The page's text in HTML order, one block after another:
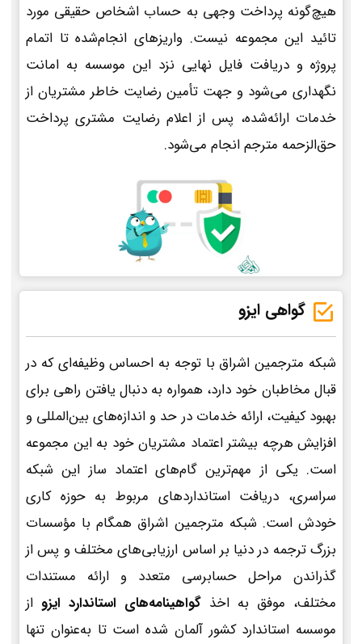
هیچ‌گونه پرداخت وجهی به حساب اشخاص حقیقی مورد
تائید این مجموعه نیست. واریزهای انجام‌شده تا اتمام
پروژه و دریافت فایل نهایی نزد این موسسه به امانت
نگهداری می‌شود و جهت تأمین رضایت خاطر مشتریان از
خدمات ارائه‌شده، پس از اعلام رضایت مشتری پرداخت
حق‌الزحمه مترجم انجام می‌شود.
گواهی ایزو
شبکه مترجمین اشراق با توجه به احساس وظیفه‌ای که در
قبال مخاطبان خود دارد، همواره به دنبال یافتن راهی برای
بهبود کیفیت، ارائه خدمات در حد و اندازه‌های بین‌المللی و
افزایش هرچه بیشتر اعتماد مشتریان خود به این مجموعه
است. یکی از مهم‌ترین گام‌های اعتماد ساز این شبکه
سراسری، دریافت استانداردهای مربوط به حوزه کاری
خودش است. شبکه مترجمین اشراق همگام با مؤسسات
بزرگ ترجمه در دنیا بر اساس ارزیابی‌های مختلف و پس از
گذراندن مراحل حسابرسی متعدد و ارائه مستندات
مختلف، موفق به اخذ گواهینامه‌های استاندارد ایزو از
موسسه استاندارد کشور آلمان شده است تا به‌عنوان تنها